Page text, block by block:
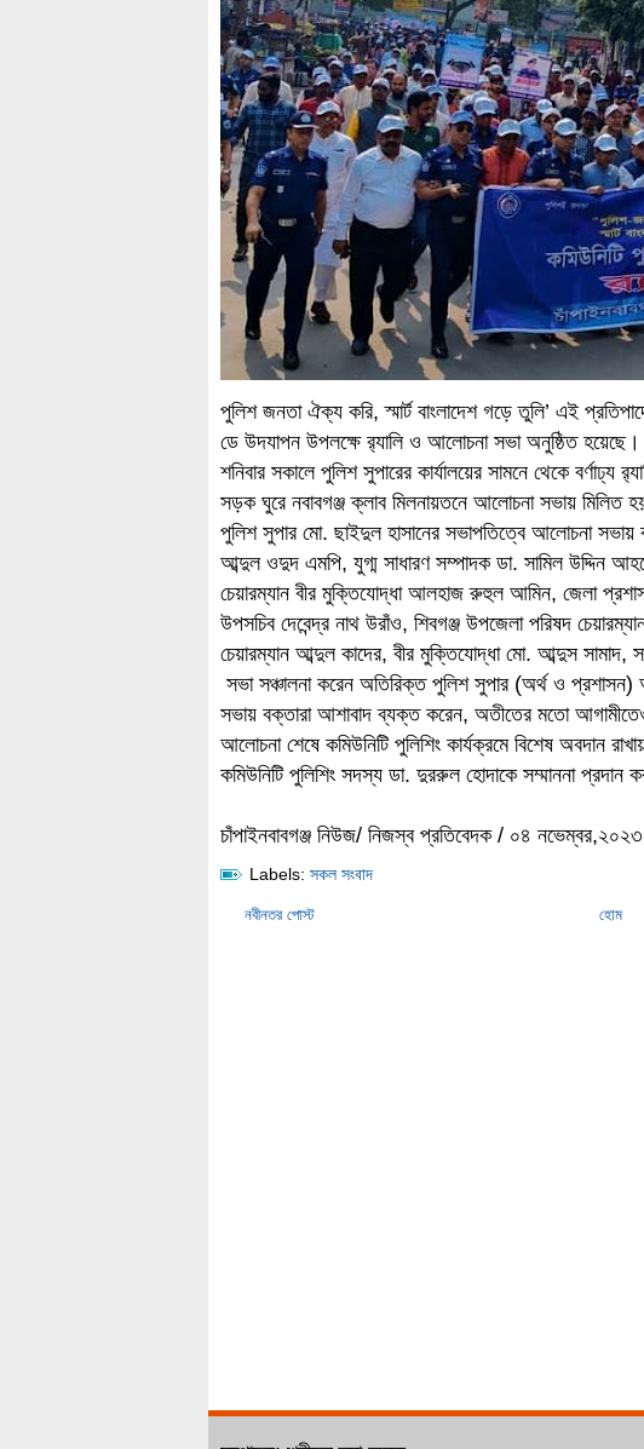
পুলিশ জনতা ঐক্য করি, স্মার্ট বাংলাদেশ গড়ে তুলি’ এই
ডে উদযাপন উপলক্ষে র‌্যালি ও আলোচনা সভা অনুষ্ঠিত হয়েছে।
শনিবার সকালে পুলিশ সুপারের কার্যালয়ের সামনে থেকে বর্ণাঢ্য
সড়ক ঘুরে নবাবগঞ্জ ক্লাব মিলনায়তনে আলোচনা সভায় মিলিত
পুলিশ সুপার মো. ছাইদুল হাসানের সভাপতিত্বে আলোচনা
আব্দুল ওদুদ এমপি, যুগ্ম সাধারণ সম্পাদক ডা. সামিল উদ্দিন
চেয়ারম্যান বীর মুক্তিযোদ্ধা আলহাজ রুহুল আমিন, জেলা
উপসচিব দেবেন্দ্র নাথ উরাঁও, শিবগঞ্জ উপজেলা পরিষদ
চেয়ারম্যান আব্দুল কাদের, বীর মুক্তিযোদ্ধা মো. আব্দুস সামাদ,
সভা সঞ্চালনা করেন অতিরিক্ত পুলিশ সুপার (অর্থ ও প্রশাসন)
সভায় বক্তারা আশাবাদ ব্যক্ত করেন, অতীতের মতো
আলোচনা শেষে কমিউনিটি পুলিশিং কার্যক্রমে বিশেষ অবদান
কমিউনিটি পুলিশিং সদস্য ডা. দুররুল হোদাকে সম্মাননা প্রদান
চাঁপাইনবাবগঞ্জ নিউজ/ নিজস্ব প্রতিবেদক / ০৪ নভেম্বর,২০২৩
Labels: সকল সংবাদ
নবীনতর পোস্ট হোম